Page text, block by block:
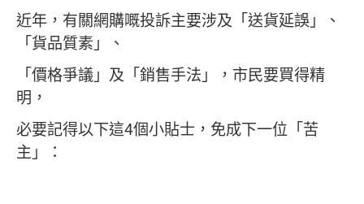
近年，有關網購嘅投訴主要涉及「送貨延誤」、
「貨品質素」、
「價格爭議」及「銷售手法」，市民要買得精
明，
必要記得以下這4個小貼士，免成下一位「苦
主」：